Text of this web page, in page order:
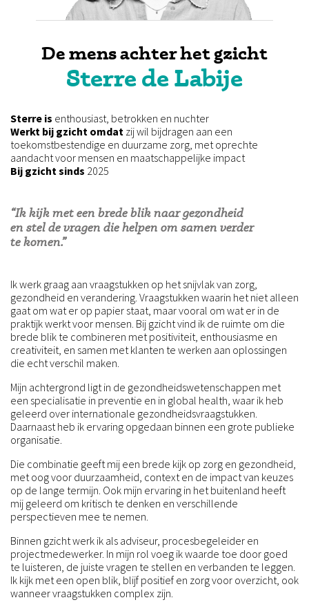
De mens achter het gzicht
Sterre de Labije
Sterreis enthousiast, betrokken en nuchter
Werkt bij gzicht omdatzij wil bijdragen aan een
toekomstbestendige en duurzame zorg, met oprechte
aandacht voor mensen en maatschappelijke impact
Bij gzicht sinds 2025
“Ik kijk met een brede blik naar gezondheid
en stel de vragen die helpen om samen verder
te komen.”
Ik werk graag aan vraagstukken op het snijvlak van zorg,
gezondheid en verandering. Vraagstukken waarin het niet alleen
gaat om wat er op papier staat, maar vooral om wat er in de
praktijk werkt voor mensen. Bij gzicht vind ik de ruimte om die
brede blik te combineren met positiviteit, enthousiasme en
creativiteit, en samen met klanten te werken aan oplossingen
die echt verschil maken.
Mijn achtergrond ligt in de gezondheidswetenschappen met
een specialisatie in preventie en in global health, waar ik heb
geleerd over internationale gezondheidsvraagstukken.
Daarnaast heb ik ervaring opgedaan binnen een grote publieke
organisatie.
Die combinatie geeft mij een brede kijk op zorg en gezondheid,
met oog voor duurzaamheid, context en de impact van keuzes
op de lange termijn. Ook mijn ervaring in het buitenland heeft
mij geleerd om kritisch te denken en verschillende
perspectieven mee te nemen.
Binnen gzicht werk ik als adviseur, procesbegeleider en
projectmedewerker. In mijn rol voeg ik waarde toe door goed
te luisteren, de juiste vragen te stellen en verbanden te leggen.
Ik kijk met een open blik, blijf positief en zorg voor overzicht, ook
wanneer vraagstukken complex zijn.